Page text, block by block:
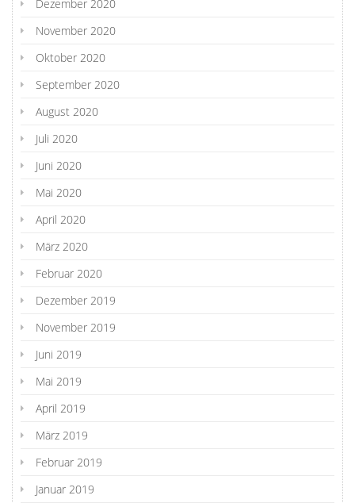
Dezember 2020
November 2020
Oktober 2020
September 2020
August 2020
Juli 2020
Juni 2020
Mai 2020
April 2020
März 2020
Februar 2020
Dezember 2019
November 2019
Juni 2019
Mai 2019
April 2019
März 2019
Februar 2019
Januar 2019